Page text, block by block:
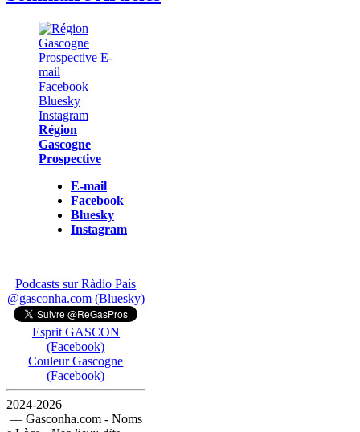
Région
Gascogne
Prospective
E-mail
Facebook
Bluesky
Instagram
Podcasts sur Ràdio País
@gasconha.com (Bluesky)
Esprit GASCON
(Facebook)
Couleur Gascogne
(Facebook)
2024-2026
— Gasconha.com - Noms